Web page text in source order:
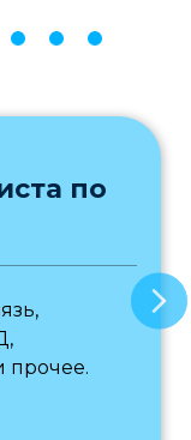
по
прочее.